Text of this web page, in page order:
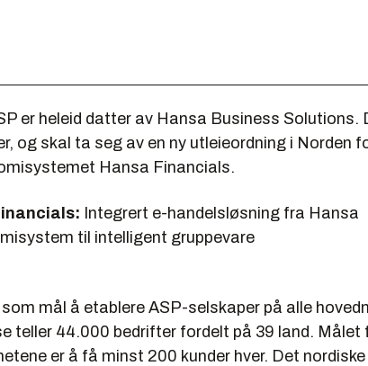
er heleid datter av Hansa Business Solutions.
og skal ta seg av en ny utleieordning i Norden
Hansa Financials.
Integrert e-handelsløsning fra Hansa
til intelligent gruppevare
mål å etablere ASP-selskaper på alle
teller 44.000 bedrifter fordelt på 39 land. Målet
er å få minst 200 kunder hver. Det